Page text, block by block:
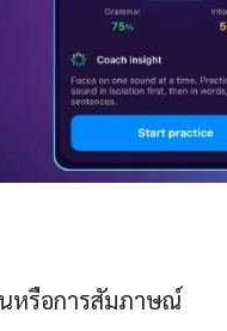
หรือการสัมภาษณ์